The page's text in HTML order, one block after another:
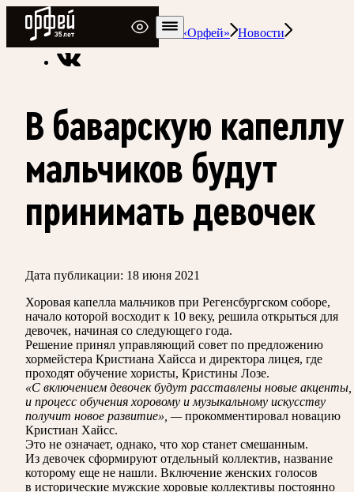
Радио Орфей
Радио классической музыки «Орфей»
Новости
В баварскую капеллу
мальчиков будут
принимать девочек
Дата публикации: 18 июня 2021
Хоровая капелла мальчиков при Регенсбургском соборе,
начало которой восходит к 10 веку, решила открыться для
девочек, начиная со следующего года.
Решение принял управляющий совет по предложению
хормейстера Кристиана Хайсса и директора лицея, где
проходят обучение хористы, Кристины Лозе.
«С включением девочек будут расставлены новые акценты,
и процесс обучения хоровому и музыкальному искусству
получит новое развитие», —прокомментировал новацию
Кристиан Хайсс.
Это не означает, однако, что хор станет смешанным.
Из девочек сформируют отдельный коллектив, название
которому еще не нашли. Включение женских голосов
в исторические мужские хоровые коллективы постоянно